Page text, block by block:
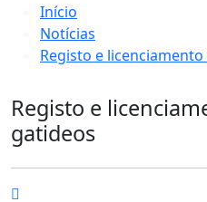
Início
Notícias
Registo e
Registo e
gatideos